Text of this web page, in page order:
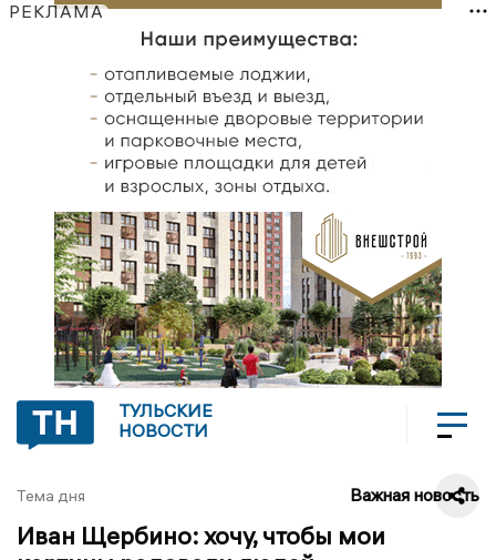
РЕКЛАМА
ТУЛЬСКИЕ
НОВОСТИ
Тема дня Важная новость
Иван Щербино: хочу, чтобы мои